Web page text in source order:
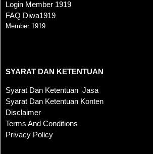
Login Member 1919
FAQ Diwa1919
Member 1919
SYARAT DAN KETENTUAN
Syarat Dan Ketentuan Jasa
Syarat Dan Ketentuan Konten
Disclaimer
Terms And Conditions
Privacy Policy